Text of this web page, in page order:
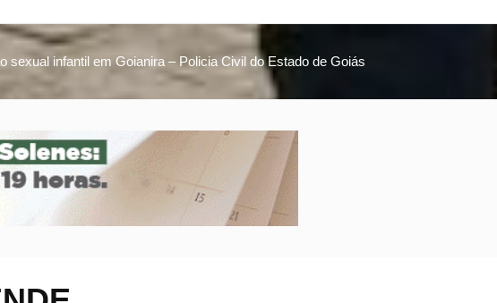
infantil em Goianira – Policia Civil do Estado de Goiás